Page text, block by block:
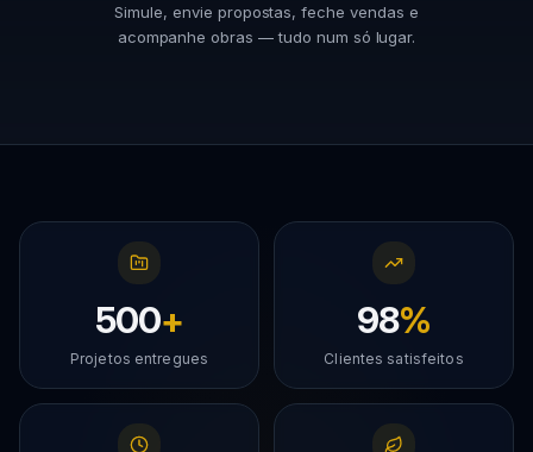
Simule, envie propostas, feche vendas e
acompanhe obras — tudo num só lugar.
500+
Projetos entregues
98%
Clientes satisfeitos